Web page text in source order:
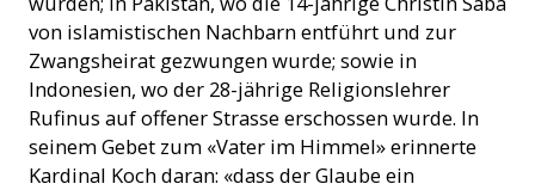
von islamistischen Nachbarn entführt und zur
Zwangsheirat gezwungen wurde; sowie in
Indonesien, wo der 28-jährige Religionslehrer
Rufinus auf offener Strasse erschossen wurde. In
seinem Gebet zum «Vater im Himmel» erinnerte
Kardinal Koch daran: «dass der Glaube ein